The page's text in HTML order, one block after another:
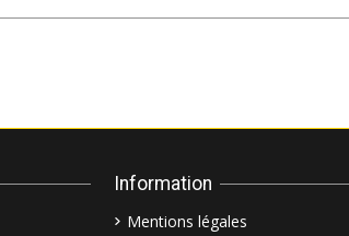
Information
Mentions légales